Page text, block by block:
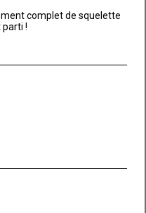
complet de squelette
!